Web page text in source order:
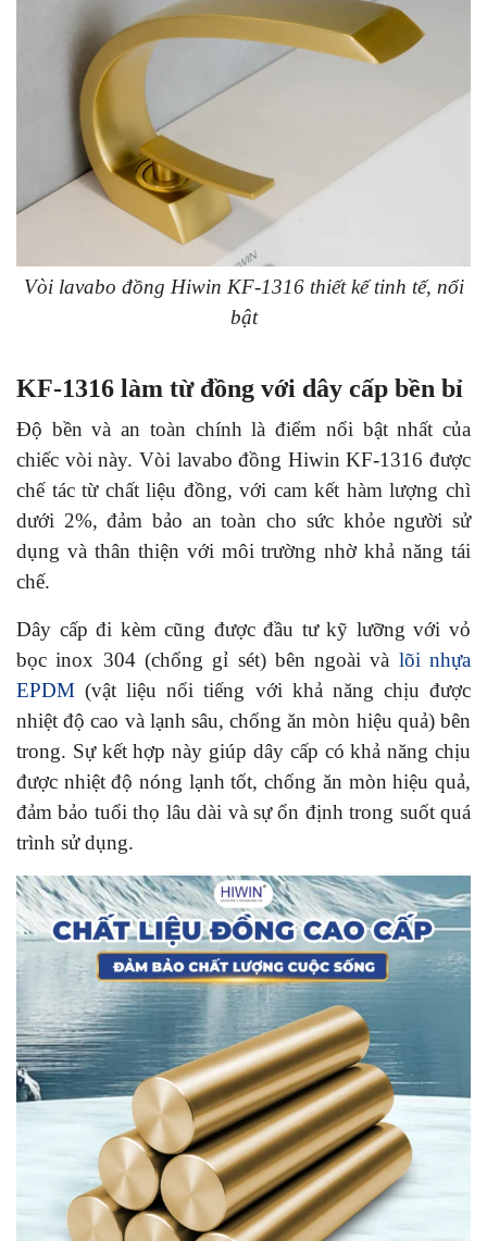
Vòi lavabo đồng Hiwin KF-1316 thiết kế tinh tế, nổi
bật
KF-1316 làm từ đồng với dây cấp bền bỉ
Độ bền và an toàn chính là điểm nổi bật nhất của
chiếc vòi này. Vòi lavabo đồng Hiwin KF-1316 được
chế tác từ chất liệu đồng, với cam kết hàm lượng chì
dưới 2%, đảm bảo an toàn cho sức khỏe người sử
dụng và thân thiện với môi trường nhờ khả năng tái
chế.
Dây cấp đi kèm cũng được đầu tư kỹ lưỡng với vỏ
bọc inox 304 (chống gỉ sét) bên ngoài và lõi nhựa
EPDM (vật liệu nổi tiếng với khả năng chịu được
nhiệt độ cao và lạnh sâu, chống ăn mòn hiệu quả) bên
trong. Sự kết hợp này giúp dây cấp có khả năng chịu
được nhiệt độ nóng lạnh tốt, chống ăn mòn hiệu quả,
đảm bảo tuổi thọ lâu dài và sự ổn định trong suốt quá
trình sử dụng.